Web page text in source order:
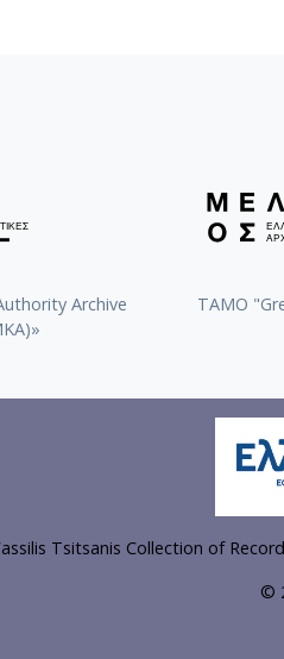
Archive
ΤΑΜΟ
Tsitsanis Collection of
©